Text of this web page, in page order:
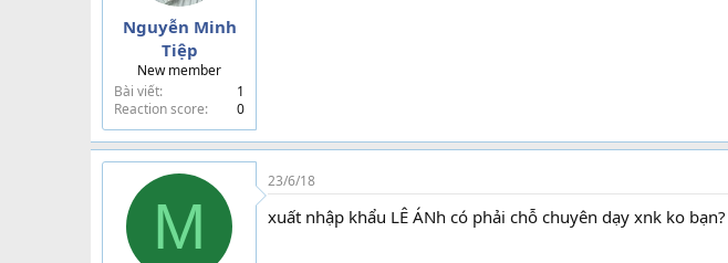
Nguyễn Minh
Tiệp
New member
Bài viết
1
Reaction score
0
M
23/6/18
xuất nhập khẩu LÊ ÁNh có phải chỗ chuyên dạy xnk ko bạn?